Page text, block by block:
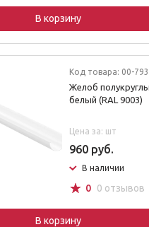
В корзину
Код товара: 00-
Желоб
белый (RAL 9003)
Цена за: шт
960 руб.
В наличии
☆ 0 0 отзывов
В корзину